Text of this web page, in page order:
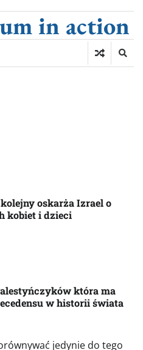
in action
oskarża Izrael o
kobiet i dzieci
która ma
w historii świata
jedynie do tego